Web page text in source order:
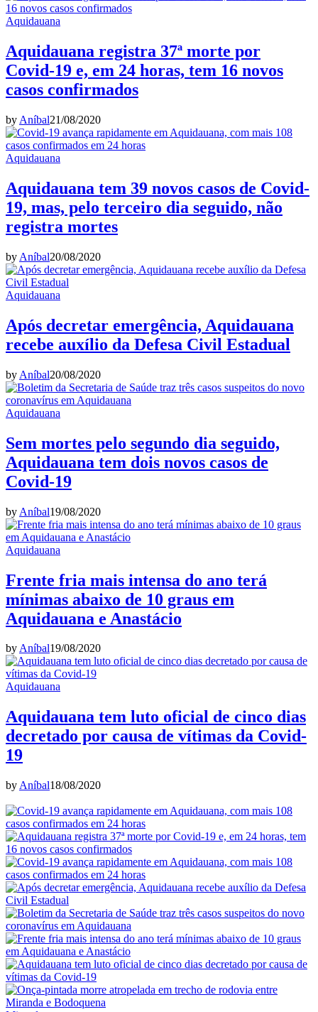
Aquidauana
Aquidauana registra 37ª morte por
Covid-19 e, em 24 horas, tem 16 novos
casos confirmados
by Aníbal21/08/2020
Aquidauana
Aquidauana tem 39 novos casos de Covid-
19, mas, pelo terceiro dia seguido, não
registra mortes
by Aníbal20/08/2020
Aquidauana
Após decretar emergência, Aquidauana
recebe auxílio da Defesa Civil Estadual
by Aníbal20/08/2020
Aquidauana
Sem mortes pelo segundo dia seguido,
Aquidauana tem dois novos casos de
Covid-19
by Aníbal19/08/2020
Aquidauana
Frente fria mais intensa do ano terá
mínimas abaixo de 10 graus em
Aquidauana e Anastácio
byAníbal19/08/2020
Aquidauana
Aquidauana tem luto oficial de cinco dias
decretado por causa de vítimas da Covid-
19
by Aníbal18/08/2020